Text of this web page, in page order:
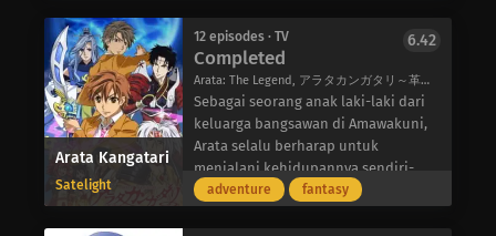
memperkenalkan diri mereka
sebagai Kanaka Amaya dan Saki
Iwasawa, dan ketiganya dengan cepat
menjadi teman.
Saat mereka menjalani kehidupan
sehari-hari sebagai gadis-gadis SMA,
kepribadian ketiganya yang berbeda
– sikap Kanaka yang ceria dan penuh
Ketika kembali untuk mengambilnya,
dia mencuri pakaian olahraga
Nanako Saeki-seorang siswa model
yang disebut Takao sebagai inspirasi
dan femme fatale.
Sangat malu dengan tindakannya
yang ia anggap sebagai dosa dan apa
yang orang lain anggap sebagai
Arata Kangatari
Satelight
12 episodes · TV
Completed
Arata: The Legend, アラタカンガタリ～革神語～
6.42
Sebagai seorang anak laki-laki dari
keluarga bangsawan di Amawakuni,
Arata selalu berharap untuk
menjalani kehidupannya sendiri-
sampai berita tentang sang putri
adventure fantasy